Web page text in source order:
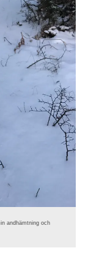
andhämtning och